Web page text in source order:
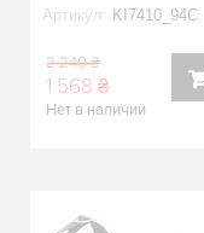
Артикул: KI7410_94C
2 240 ₴
1 568 ₴
Нет в наличии